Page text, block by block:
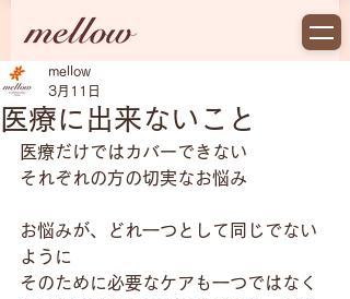
医療に出来ないこと
mellow
3月11日
医療だけではカバーできない
それぞれの方の切実なお悩み
お悩みが、どれ一つとして同じでない
ように
そのために必要なケアも一つではなく